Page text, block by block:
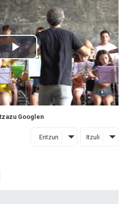
Googlen
Entzun Itzuli